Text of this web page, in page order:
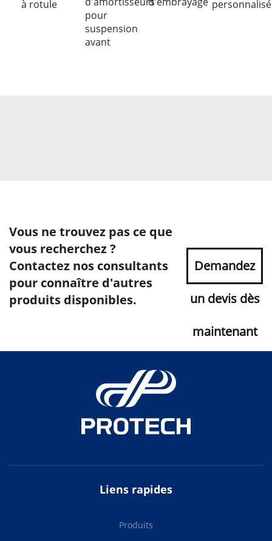
à rotule
pour
suspension
avant
personnalisé
Vous ne trouvez pas ce que
vous recherchez ?
Contactez nos consultants
pour connaître d'autres
produits disponibles.
Demandez
un devis dès
maintenant
Liens rapides
Produits